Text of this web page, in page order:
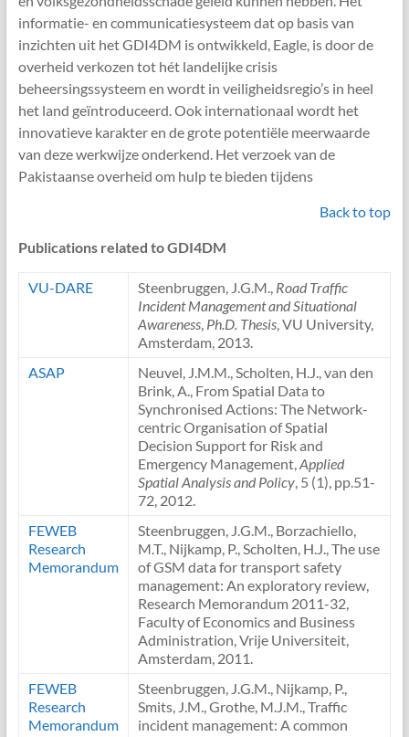
informatie- en communicatiesysteem dat op basis van
inzichten uit het GDI4DM is ontwikkeld, Eagle, is door de
overheid verkozen tot hét landelijke crisis
beheersingssysteem en wordt in veiligheidsregio’s in heel
het land geïntroduceerd. Ook internationaal wordt het
innovatieve karakter en de grote potentiële meerwaarde
van deze werkwijze onderkend. Het verzoek van de
Pakistaanse overheid om hulp te bieden tijdens
Back to top
Publications related to GDI4DM
VU-DARE Steenbruggen, J.G.M., Road Traffic
Incident Management and Situational
Awareness, Ph.D. Thesis, VU University,
Amsterdam, 2013.
ASAP
Neuvel, J.M.M., Scholten, H.J., van den
Brink, A., From Spatial Data to
Synchronised Actions: The Network-
centric Organisation of Spatial
Decision Support for Risk and
Emergency Management, Applied
Spatial Analysis and Policy, 5 (1), pp.51-
72, 2012.
FEWEB
Research
Memorandum
Steenbruggen, J.G.M., Borzachiello,
M.T., Nijkamp, P., Scholten, H.J., The use
of GSM data for transport safety
management: An exploratory review,
Research Memorandum 2011-32,
Faculty of Economics and Business
Administration, Vrije Universiteit,
Amsterdam, 2011.
FEWEB
Research
Memorandum
Steenbruggen, J.G.M., Nijkamp, P.,
Smits, J.M., Grothe, M.J.M., Traffic
incident management: A common